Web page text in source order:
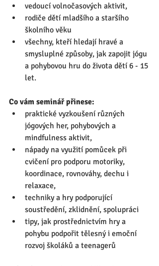
vedoucí volnočasových aktivit,
rodiče dětí mladšího a staršího
školního věku
všechny, kteří hledají hravé a
smysluplné způsoby, jak zapojit jógu
a pohybovou hru do života dětí 6 - 15
let.
Co vám seminář přinese:
praktické vyzkoušení různých
jógových her, pohybových a
mindfulness aktivit,
nápady na využití pomůcek při
cvičení pro podporu motoriky,
koordinace, rovnováhy, dechu i
relaxace,
techniky a hry podporující
soustředění, zklidnění, spolupráci
tipy, jak prostřednictvím hry a
pohybu podpořit tělesný i emoční
rozvoj školáků a teenagerů